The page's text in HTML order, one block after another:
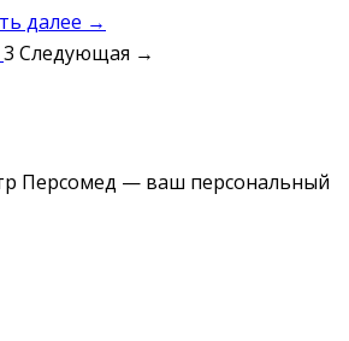
далее →
3 Следующая →
Персомед — ваш персональный